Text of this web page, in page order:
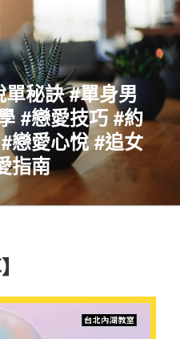
秘訣 #單身男
#戀愛技巧 #約
戀愛心悅 #追女
指南